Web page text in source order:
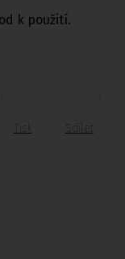
k použití.
Tisk Sdílet